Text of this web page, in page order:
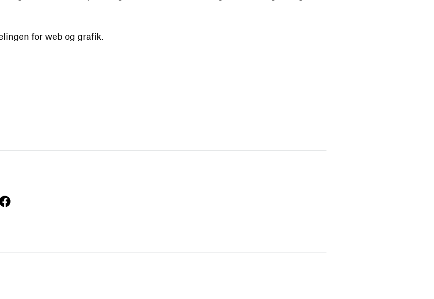
for web og grafik.